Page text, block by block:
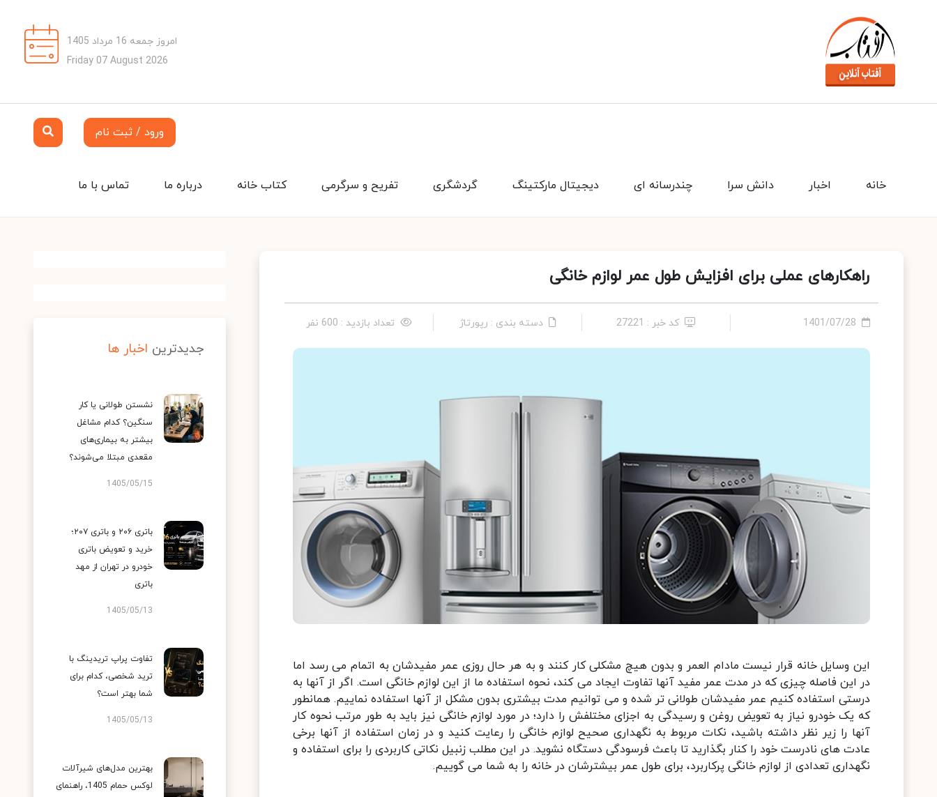
امروز جمعه 16 مرداد 1405
Friday 07 August 2026
ورود / ثبت نام
تماس با ما درباره ما کتاب خانه تفریح و سرگرمی گردشگری دیجیتال مارکتینگ چندرسانه ای دانش سرا اخبار خانه
راهکارهای عملی برای افزایش طول عمر لوازم خانگی
1401/07/28 کد خبر : 27221 دسته بندی : رپورتاژ تعداد بازدید : 600 نفر
این وسایل خانه قرار نیست مادام العمر و بدون هیچ مشکلی کار کنند و به هر حال روزی عمر مفیدشان به اتمام می رسد اما
در این فاصله چیزی که در مدت عمر مفید آنها تفاوت ایجاد می کند، نحوه استفاده ما از این لوازم خانگی است. اگر از آنها به
درستی استفاده کنیم عمر مفیدشان طولانی تر شده و می توانیم مدت بیشتری بدون مشکل از آنها استفاده نماییم. همانطور
که یک خودرو نیاز به تعویض روغن و رسیدگی به اجزای مختلفش را دارد؛ در مورد لوازم خانگی نیز باید به طور مرتب نحوه کار
آنها را زیر نظر داشته باشید، نکات مربوط به نگهداری صحیح لوازم خانگی را رعایت کنید و در زمان استفاده از آنها برخی
عادت های نادرست خود را کنار بگذارید تا باعث فرسودگی دستگاه نشوید. در این مطلب زنبیل نکاتی کاربردی را برای استفاده و
نگهداری تعدادی از لوازم خانگی پرکاربرد، برای طول عمر بیشترشان در خانه را به شما می گوییم.
جدیدترین اخبار ها
نشستن طولانی یا کار
سنگین؟ کدام مشاغل
بیشتر به بیماری‌های
مقعدی مبتلا می‌شوند؟
1405/05/15
باتری ۲۰۶ و باتری ۲۰۷؛
خرید و تعویض باتری
خودرو در تهران از مهد
باتری
1405/05/13
تفاوت پراپ تریدینگ با
ترید شخصی، کدام برای
شما بهتر است؟
1405/05/13
بهترین مدل‌های شیرآلات
لوکس حمام 1405، راهنمای